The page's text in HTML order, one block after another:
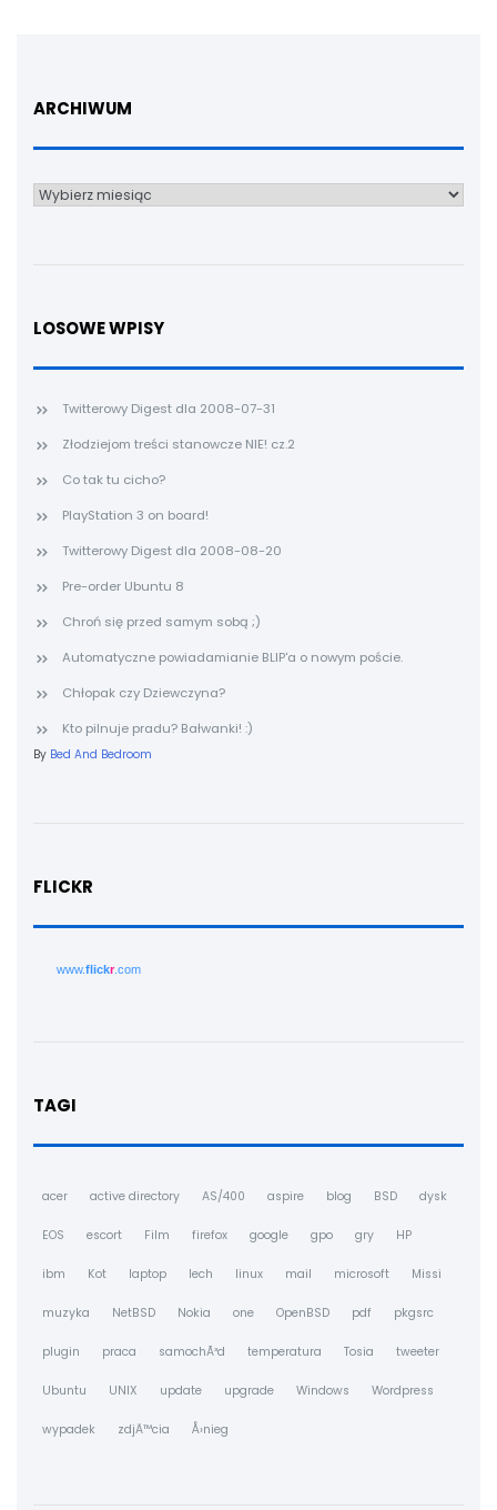
ARCHIWUM
Archiwum
LOSOWE WPISY
Twitterowy Digest dla 2008-07-31
Złodziejom treści stanowcze NIE! cz.2
Co tak tu cicho?
PlayStation 3 on board!
Twitterowy Digest dla 2008-08-20
Pre-order Ubuntu 8
Chroń się przed samym sobą ;)
Automatyczne powiadamianie BLIP'a o nowym poście.
Chłopak czy Dziewczyna?
Kto pilnuje pradu? Bałwanki! :)
By Bed And Bedroom
FLICKR
www.flickr.com
TAGI
acer active directory AS/400 aspire blog BSD dysk
EOS escort Film firefox google gpo gry HP
ibm Kot laptop lech linux mail microsoft Missi
muzyka NetBSD Nokia one OpenBSD pdf pkgsrc
plugin praca samochÃ³d temperatura Tosia tweeter
Ubuntu UNIX update upgrade Windows Wordpress
wypadek zdjÄ™cia Å›nieg